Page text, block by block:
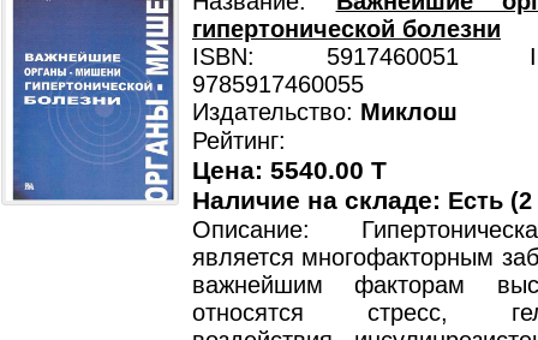
гипертонической болезни
ISBN: 5917460051
9785917460055
Издательство: Миклош
Рейтинг:
Цена: 5540.00 T
Наличие на складе: Есть
Описание:
является многофакторным
важнейшим факторам
относятся стресс,